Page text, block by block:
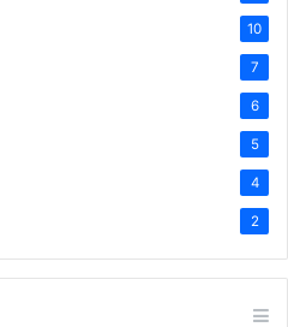
10
7
6
5
4
2